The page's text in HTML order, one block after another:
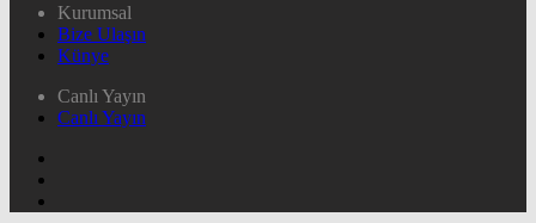
Kurumsal
Bize Ulaşın
Künye
Canlı Yayın
Canlı Yayın